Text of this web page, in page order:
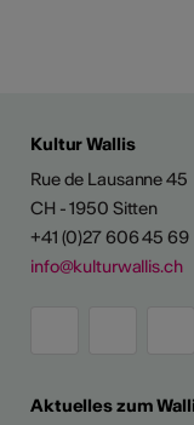
Kultur Wallis
Rue de Lausanne 45
CH - 1950 Sitten
+41 (0)27 606 45 69
info@kulturwallis.ch
Aktuelles zum